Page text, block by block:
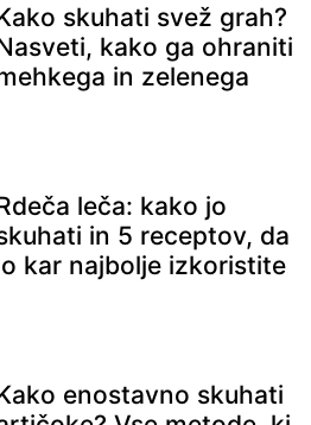
skuhati svež grah?
kako ga ohraniti
in zelenega
leča: kako jo
in 5 receptov, da
kar najbolje izkoristite
enostavno skuhati